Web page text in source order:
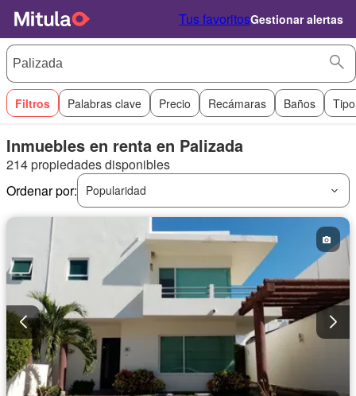
Tus favoritosGestionar alertas
Filtros Palabras clave Precio Recámaras Baños
Inmuebles en renta en Palizada
214 propiedades disponibles
Ordenar por:
Popularidad